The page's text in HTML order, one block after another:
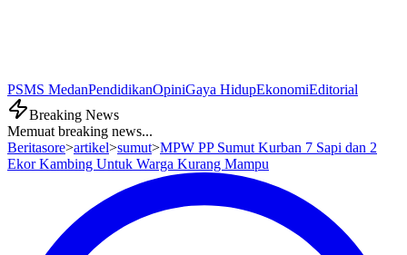
PSMS MedanPendidikanOpiniGaya HidupEkonomiEditorial
Breaking News
Memuat breaking news...
Beritasore>artikel>sumut>MPW PP Sumut Kurban 7 Sapi dan 2
Ekor Kambing Untuk Warga Kurang Mampu